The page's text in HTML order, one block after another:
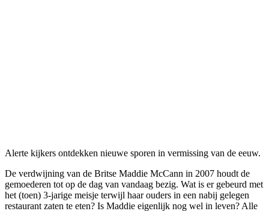
Alerte kijkers ontdekken nieuwe sporen in vermissing van de eeuw.
De verdwijning van de Britse Maddie McCann in 2007 houdt de
gemoederen tot op de dag van vandaag bezig. Wat is er gebeurd met
het (toen) 3-jarige meisje terwijl haar ouders in een nabij gelegen
restaurant zaten te eten? Is Maddie eigenlijk nog wel in leven? Alle